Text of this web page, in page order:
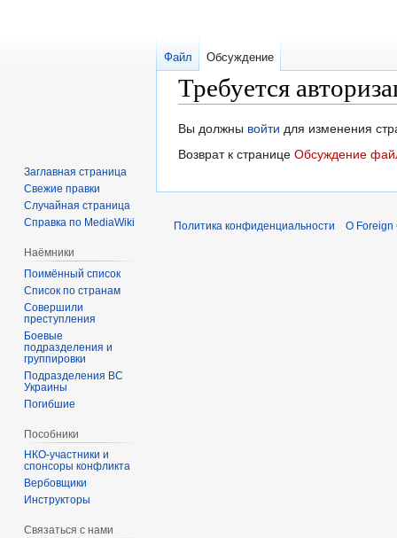
Требуется
Перейти
к
Перейти
к
Вы должны войти для изменения
Возврат к странице Обсуждение
Файл Обсуждение
Заглавная страница
Свежие правки
Случайная страница
Справка по MediaWiki
Наёмники
Поимённый список
Список по странам
Совершили
преступления
Боевые
подразделения и
группировки
Подразделения ВС
Украины
Погибшие
Пособники
спонсоры конфликта
‏‎Вербовщики
Инструкторы
Связаться с нами
Политика конфиденциальности О Foreign